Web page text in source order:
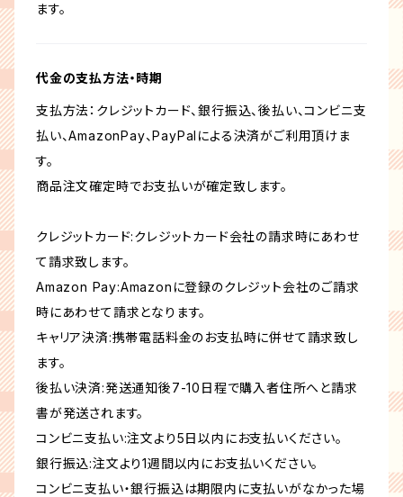
ます。
代金の支払方法・時期
支払方法：クレジットカード、銀行振込、後払い、コンビニ支
払い、AmazonPay、PayPalによる決済がご利用頂けま
す。
商品注文確定時でお支払いが確定致します。
クレジットカード:クレジットカード会社の請求時にあわせ
て請求致します。
Amazon Pay:Amazonに登録のクレジット会社のご請求
時にあわせて請求となります。
キャリア決済:携帯電話料金のお支払時に併せて請求致し
ます。
後払い決済:発送通知後7-10日程で購入者住所へと請求
書が発送されます。
コンビニ支払い:注文より5日以内にお支払いください。
銀行振込:注文より1週間以内にお支払いください。
コンビニ支払い・銀行振込は期限内に支払いがなかった場